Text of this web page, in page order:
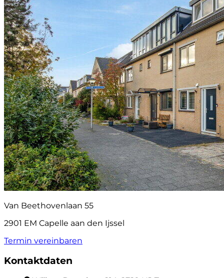
Van Beethovenlaan 55
2901 EM Capelle aan den Ijssel
Termin vereinbaren
Kontaktdaten